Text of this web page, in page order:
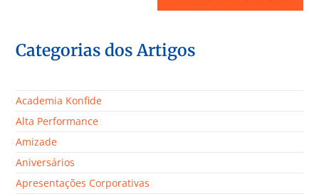
Categorias dos Artigos
Academia Konfide
Alta Performance
Amizade
Aniversários
Apresentações Corporativas